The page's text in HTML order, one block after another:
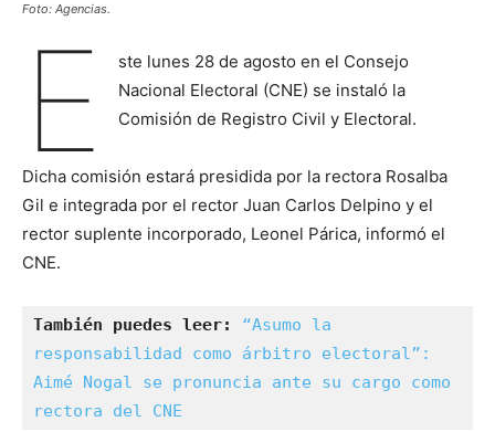
Foto: Agencias.
E
ste lunes 28 de agosto en el Consejo
Nacional Electoral (CNE) se instaló la
Comisión de Registro Civil y Electoral.
Dicha comisión estará presidida por la rectora Rosalba
Gil e integrada por el rector Juan Carlos Delpino y el
rector suplente incorporado, Leonel Párica, informó el
CNE.
También puedes leer:
“Asumo la
responsabilidad como árbitro electoral”:
Aimé Nogal se pronuncia ante su cargo como
rectora del CNE